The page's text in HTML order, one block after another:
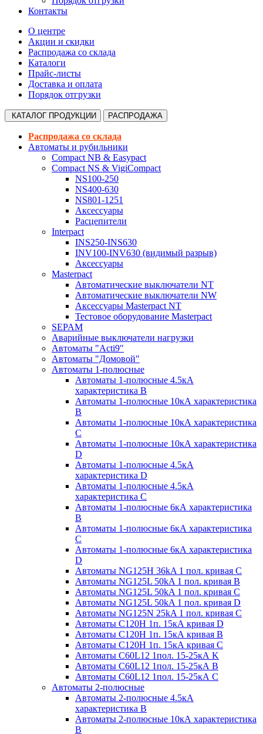
Контакты
О центре
Акции и скидки
Распродажа со склада
Каталоги
Прайс-листы
Доставка и оплата
Порядок отгрузки
КАТАЛОГ ПРОДУКЦИИ РАСПРОДАЖА
Распродажа со склада
Автоматы и рубильники
Compact NB & Easypact
Compact NS & VigiCompact
NS100-250
NS400-630
NS801-1251
Аксессуары
Расцепители
Interpact
INS250-INS630
INV100-INV630 (видимый разрыв)
Аксессуары
Masterpact
Автоматические выключатели NT
Автоматические выключатели NW
Аксессуары Masterpact NT
Тестовое оборудование Masterpact
SEPAM
Аварийные выключатели нагрузки
Автоматы "Acti9"
Автоматы "Домовой"
Автоматы 1-полюсные
Автоматы 1-полюсные 4.5кА
характеристика В
Автоматы 1-полюсные 10кА характеристика
B
Автоматы 1-полюсные 10кА характеристика
C
Автоматы 1-полюсные 10кА характеристика
D
Автоматы 1-полюсные 4.5кА
характеристика D
Автоматы 1-полюсные 4.5кА
характеристика С
Автоматы 1-полюсные 6кА характеристика
B
Автоматы 1-полюсные 6кА характеристика
C
Автоматы 1-полюсные 6кА характеристика
D
Автоматы NG125H 36kA 1 пол. кривая C
Автоматы NG125L 50kA 1 пол. кривая B
Автоматы NG125L 50kA 1 пол. кривая C
Автоматы NG125L 50kA 1 пол. кривая D
Автоматы NG125N 25kA 1 пол. кривая C
Автоматы С120H 1п. 15кА кривая D
Автоматы С120H 1п. 15кА кривая В
Автоматы С120H 1п. 15кА кривая С
Автоматы С60L12 1пол. 15-25кА K
Автоматы С60L12 1пол. 15-25кА В
Автоматы С60L12 1пол. 15-25кА С
Автоматы 2-полюсные
Автоматы 2-полюсные 4.5кА
характеристика В
Автоматы 2-полюсные 10кА характеристика
B